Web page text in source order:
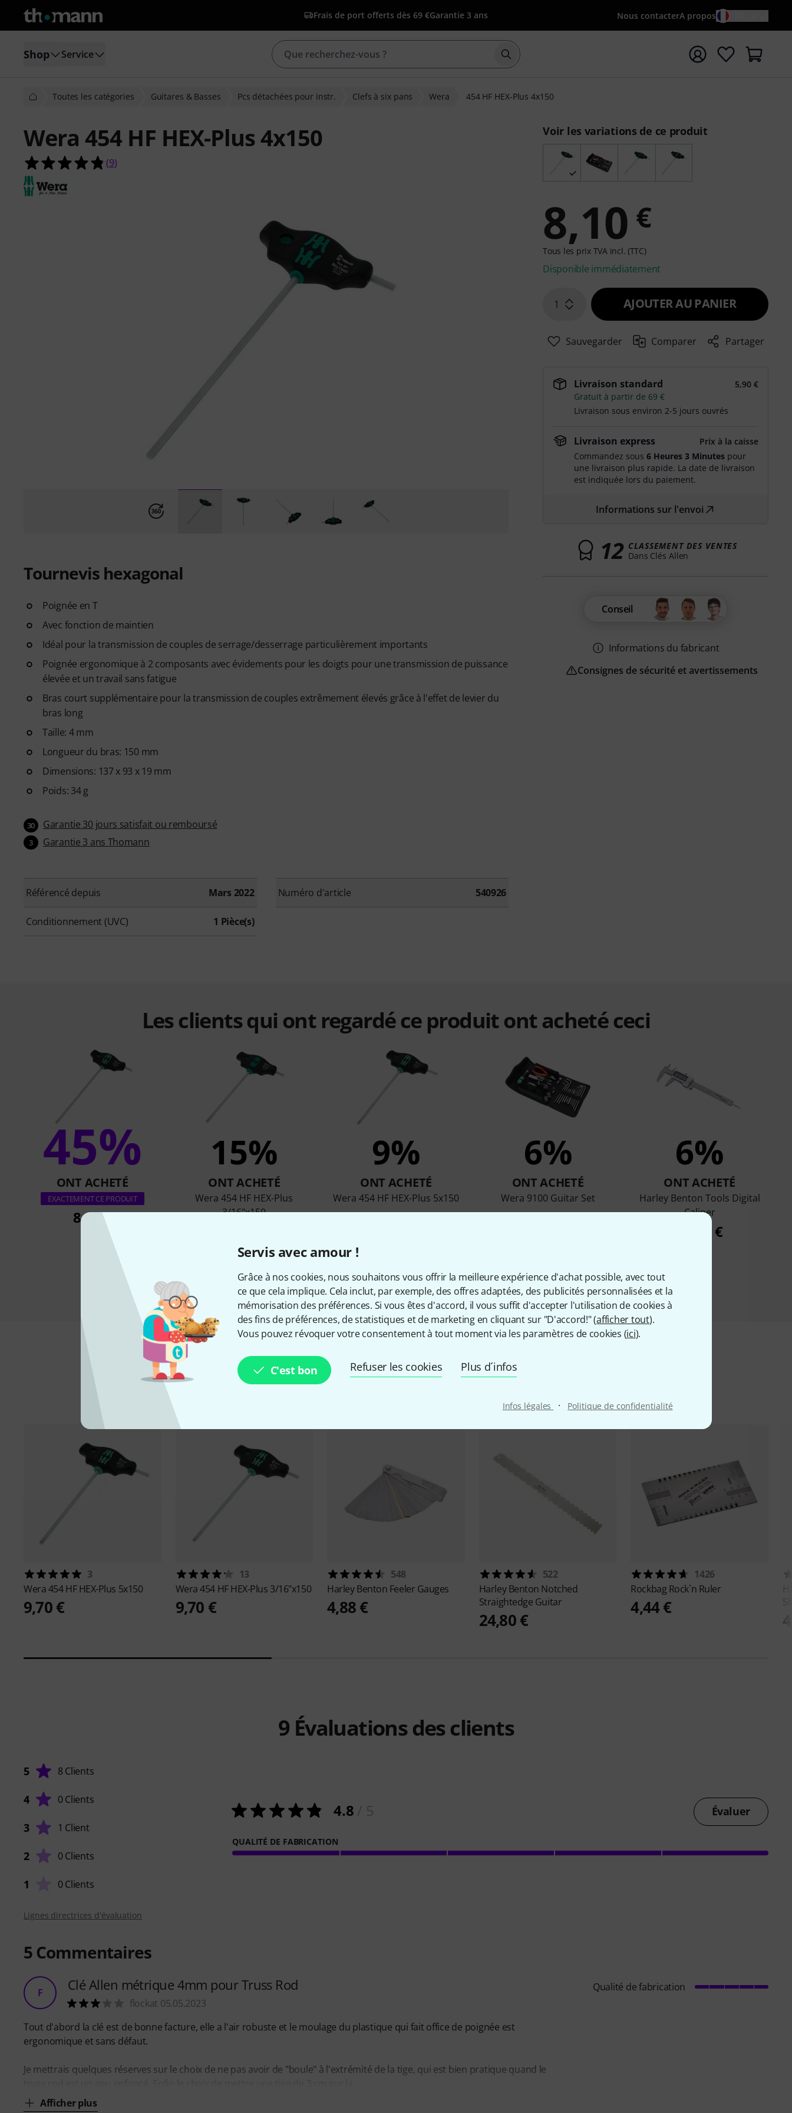
Servis avec amour !
Grâce à nos cookies, nous souhaitons vous offrir la meilleure expérience d'achat possible, avec tout
ce que cela implique. Cela inclut, par exemple, des offres adaptées, des publicités personnalisées et la
mémorisation des préférences. Si vous êtes d'accord, il vous suffit d'accepter l'utilisation de cookies à
des fins de préférences, de statistiques et de marketing en cliquant sur "D'accord!" (afficher tout).
Vous pouvez révoquer votre consentement à tout moment via les paramètres de cookies (ici).
C'est bon Refuser les cookies Plus d´infos
Infos légales · Politique de confidentialité
Frais de port offerts dès 69 €Garantie 3 ans Nous contacterA propos
Shop Service Démarrer la recherche avec le terme de recherche
Toutes les catégories Guitares & Basses Pcs détachées pour instr. Clefs à six pans Wera 454 HF HEX-Plus 4x150
Wera 454 HF HEX-Plus 4x150
4.8 étoiles sur 5 d'après 9 évaluations clients
(9)
Tournevis hexagonal
Poignée en T
Avec fonction de maintien
Idéal pour la transmission de couples de serrage/desserrage particulièrement importants
Poignée ergonomique à 2 composants avec évidements pour les doigts pour une transmission de puissance
élevée et un travail sans fatigue
Bras court supplémentaire pour la transmission de couples extrêmement élevés grâce à l'effet de levier du
bras long
Taille: 4 mm
Longueur du bras: 150 mm
Dimensions: 137 x 93 x 19 mm
Poids: 34 g
30 Garantie 30 jours satisfait ou remboursé
3 Garantie 3 ans Thomann
Référencé depuis Mars 2022 Numéro d'article 540926
Conditionnement (UVC) 1 Pièce(s)
Voir les variations de ce produit
8,10 €
Tous les prix TVA incl. (TTC)
Disponible immédiatement
1 AJOUTER AU PANIER
Sauvegarder Comparer Partager
Livraison standard
5,90 €
Gratuit à partir de 69 €
Livraison sous environ 2-5 jours ouvrés
Livraison express
Prix à la caisse
Commandez sous6 Heures 3 Minutes pour
une livraison plus rapide. La date de livraison
est indiquée lors du paiement.
Informations sur l'envoi
12 CLASSEMENT DES VENTES
Dans Clés Allen
Conseil
Informations du fabricant
Consignes de sécurité et avertissements
Les clients qui ont regardé ce produit ont acheté ceci
45%
ONT ACHETÉ
EXACTEMENT CE PRODUIT
8,10 €
15%
ONT ACHETÉ
Wera 454 HF HEX-Plus
3/16"x150
9%
ONT ACHETÉ
Wera 454 HF HEX-Plus 5x150
9,70 €
6%
ONT ACHETÉ
Wera 9100 Guitar Set
129 €
6%
ONT ACHETÉ
Harley Benton Tools Digital
Caliper
19,90 €
Comparer
Accessoires & articles appropriés
3
Wera454 HF HEX-Plus 5x150
9,70 €
13
Wera454 HF HEX-Plus 3/16"x150
9,70 €
548
Harley Benton Feeler Gauges
4,88 €
522
Harley Benton Notched
Straightedge Guitar
24,80 €
1426
Rockbag Rock`n Ruler
4,44 €
9 Évaluations des clients
5 8 Clients
4 0 Clients
3 1 Client
2 0 Clients
1 0 Clients
4.8 Évaluer
QUALITÉ DE FABRICATION
Lignes directrices d'évaluation
5 Commentaires
F Clé Allen métrique 4mm pour Truss Rod
flockat 05.05.2023
Tout d'abord la clé est de bonne facture, elle a l'air robuste et le moulage du plastique qui fait office de poignée est
ergonomique et sans défaut.
Je mettrais quelques réserves sur le choix de ne pas avoir de "boule" à l'extrémité de la tige, qui est bien pratique quand le
Afficher plus
Qualité de fabrication